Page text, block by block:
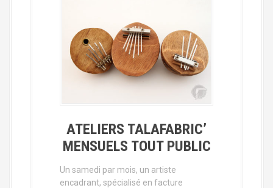
ATELIERS TALAFABRIC’
MENSUELS TOUT PUBLIC
Un samedi par mois, un artiste
encadrant, spécialisé en facture